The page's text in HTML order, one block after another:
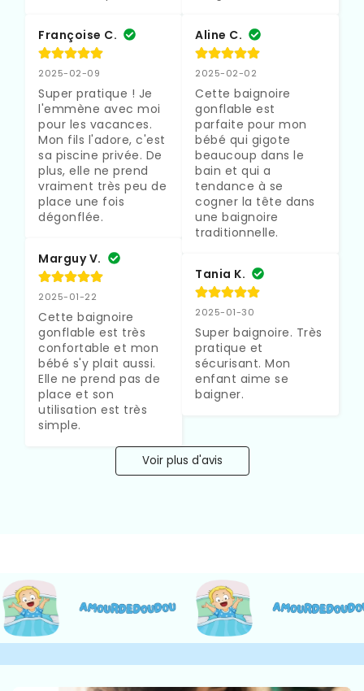
Françoise C.
2025-02-09
Super pratique ! Je
l'emmène avec moi
pour les vacances.
Mon fils l'adore, c'est
sa piscine privée. De
plus, elle ne prend
vraiment très peu de
place une fois
dégonflée.
Marguy V.
2025-01-22
Cette baignoire
gonflable est très
confortable et mon
bébé s'y plait aussi.
Elle ne prend pas de
place et son
utilisation est très
simple.
Aline C.
2025-02-02
Cette baignoire
gonflable est
parfaite pour mon
bébé qui gigote
beaucoup dans le
bain et qui a
tendance à se
cogner la tête dans
une baignoire
traditionnelle.
Tania K.
2025-01-30
Super baignoire. Très
pratique et
sécurisant. Mon
enfant aime se
baigner.
Voir plus d'avis